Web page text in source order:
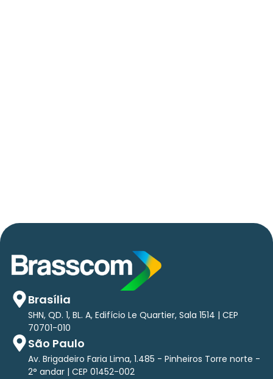
Brasília
SHN, QD. 1, BL. A, Edifício Le Quartier, Sala 1514 | CEP
70701-010
São Paulo
Av. Brigadeiro Faria Lima, 1.485 - Pinheiros Torre norte -
2° andar | CEP 01452-002